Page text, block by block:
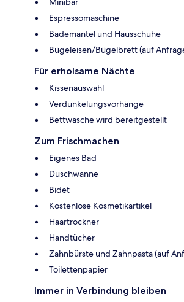
Espressomaschine
Bademäntel und Hausschuhe
Bügeleisen/Bügelbrett (auf
Für erholsame Nächte
Kissenauswahl
Verdunkelungsvorhänge
Bettwäsche wird bereitgestellt
Zum Frischmachen
Eigenes Bad
Duschwanne
Bidet
Kostenlose Kosmetikartikel
Haartrockner
Handtücher
Zahnbürste und Zahnpasta (auf
Toilettenpapier
Immer in Verbindung bleiben